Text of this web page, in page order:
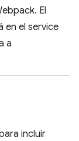
El
en el service
a
incluir